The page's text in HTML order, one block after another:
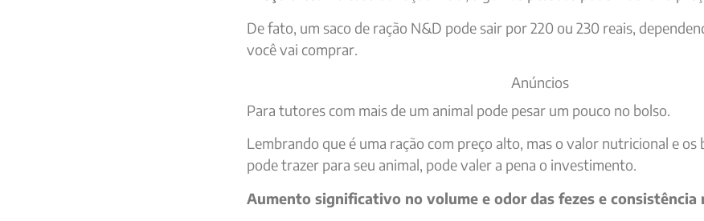
De fato, um saco de ração N&D pode sair por 220 ou 230 reais,
você vai comprar.
Anúncios
Para tutores com mais de um animal pode pesar um pouco no bolso.
Lembrando que é uma ração com preço alto, mas o valor nutricional e os
pode trazer para seu animal, pode valer a pena o investimento.
Aumento significativo no volume e odor das fezes e consistência